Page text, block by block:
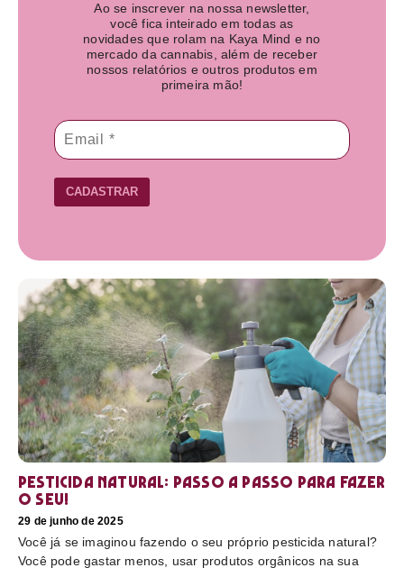
Ao se inscrever na nossa newsletter,
você fica inteirado em todas as
novidades que rolam na Kaya Mind e no
mercado da cannabis, além de receber
nossos relatórios e outros produtos em
primeira mão!
CADASTRAR
Pesticida natural: Passo a passo para fazer
o seu!
29 de junho de 2025
Você já se imaginou fazendo o seu próprio pesticida natural?
Você pode gastar menos, usar produtos orgânicos na sua